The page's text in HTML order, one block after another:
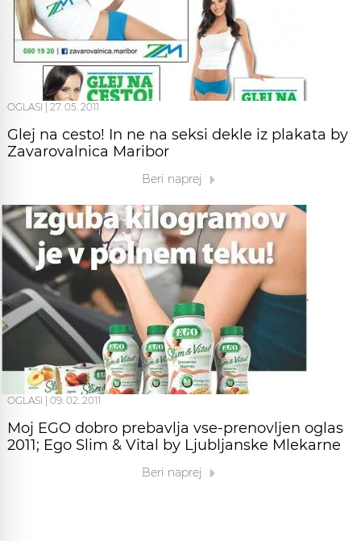
OGLASI 27. 05. 2011
Glej na cesto! In ne na seksi dekle iz plakata by
Zavarovalnica Maribor
Beri naprej
OGLASI 09. 02. 2011
Moj EGO dobro prebavlja vse-prenovljen oglas
2011; Ego Slim & Vital by Ljubljanske Mlekarne
Beri naprej